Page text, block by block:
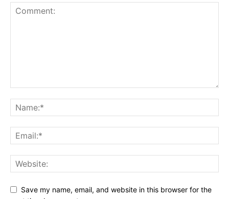
Save my name, email, and website in this browser for the